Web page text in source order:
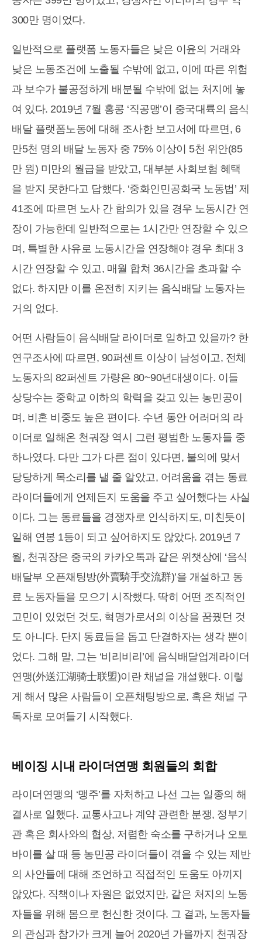
300만 명이었다.
일반적으로 플랫폼 노동자들은 낮은 이윤의 거래와
낮은 노동조건에 노출될 수밖에 없고, 이에 따른 위험
과 보수가 불공정하게 배분될 수밖에 없는 처지에 놓
여 있다. 2019년 7월 홍콩 ‘직공맹’이 중국대륙의 음식
배달 플랫폼노동에 대해 조사한 보고서에 따르면, 6
만5천 명의 배달 노동자 중 75% 이상이 5천 위안(85
만 원) 미만의 월급을 받았고, 대부분 사회보험 혜택
을 받지 못한다고 답했다. ‘중화인민공화국 노동법’ 제
41조에 따르면 노사 간 합의가 있을 경우 노동시간 연
장이 가능한데 일반적으로는 1시간만 연장할 수 있으
며, 특별한 사유로 노동시간을 연장해야 경우 최대 3
시간 연장할 수 있고, 매월 합쳐 36시간을 초과할 수
없다. 하지만 이를 온전히 지키는 음식배달 노동자는
거의 없다.
어떤 사람들이 음식배달 라이더로 일하고 있을까? 한
연구조사에 따르면, 90퍼센트 이상이 남성이고, 전체
노동자의 82퍼센트 가량은 80~90년대생이다. 이들
상당수는 중학교 이하의 학력을 갖고 있는 농민공이
며, 비혼 비중도 높은 편이다. 수년 동안 어러머의 라
이더로 일해온 천궈장 역시 그런 평범한 노동자들 중
하나였다. 다만 그가 다른 점이 있다면, 불의에 맞서
당당하게 목소리를 낼 줄 알았고, 어려움을 겪는 동료
라이더들에게 언제든지 도움을 주고 싶어했다는 사실
이다. 그는 동료들을 경쟁자로 인식하지도, 미친듯이
일해 연봉 1등이 되고 싶어하지도 않았다. 2019년 7
월, 천궈장은 중국의 카카오톡과 같은 위챗상에 ‘음식
배달부 오픈채팅방(外賣騎手交流群)’을 개설하고 동
료 노동자들을 모으기 시작했다. 딱히 어떤 조직적인
고민이 있었던 것도, 혁명가로서의 이상을 꿈꿨던 것
도 아니다. 단지 동료들을 돕고 단결하자는 생각 뿐이
었다. 그해 말, 그는 ‘비리비리’에 음식배달업계라이더
연맹(外送江湖骑士联盟)이란 채널을 개설했다. 이렇
게 해서 많은 사람들이 오픈채팅방으로, 혹은 채널 구
독자로 모여들기 시작했다.
베이징 시내 라이더연맹 회원들의 회합
라이더연맹의 ‘맹주’를 자처하고 나선 그는 일종의 해
결사로 일했다. 교통사고나 계약 관련한 분쟁, 정부기
관 혹은 회사와의 협상, 저렴한 숙소를 구하거나 오토
바이를 살 때 등 농민공 라이더들이 겪을 수 있는 제반
의 사안들에 대해 조언하고 직접적인 도움도 아끼지
않았다. 직책이나 자원은 없었지만, 같은 처지의 노동
자들을 위해 몸으로 헌신한 것이다. 그 결과, 노동자들
의 관심과 참가가 크게 늘어 2020년 가을까지 천궈장